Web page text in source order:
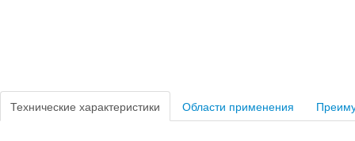
Технические характеристики Области применения